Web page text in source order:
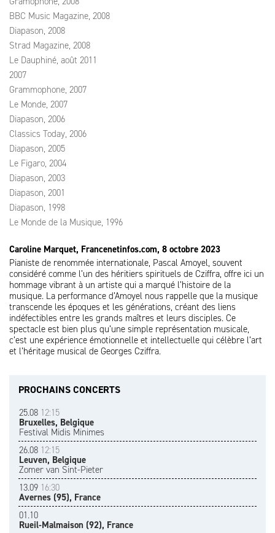
BBC Music Magazine, 2008
Diapason, 2008
Strad Magazine, 2008
Le Dauphiné, août 2011
2007
Grammophone, 2007
Le Monde, 2007
Diapason, 2006
Classics Today, 2006
Diapason, 2005
Le Figaro, 2004
Diapason, 2003
Diapason, 2001
Diapason, 1998
Le Monde de la Musique, 1996
Caroline Marquet, Francenetinfos.com, 8 octobre 2023
Pianiste de renommée internationale, Pascal Amoyel, souvent
considéré comme l’un des héritiers spirituels de Cziffra, offre ici un
hommage vibrant à un artiste qui a marqué l’histoire de la
musique. La performance d’Amoyel nous rappelle que la musique
transcende les époques et les générations, créant des liens
indéfectibles entre les grands maîtres et leurs disciples. Ce
spectacle est bien plus qu’une simple représentation musicale,
c’est une expérience émotionnelle et intellectuelle qui célèbre l’art
et l’héritage musical de Georges Cziffra.
PROCHAINS CONCERTS
25.08 12:15
Bruxelles, Belgique
Festival Midis Minimes
26.08 12:15
Leuven, Belgique
Zomer van Sint-Pieter
13.09 16:30
Avernes (95), France
01.10
Rueil-Malmaison (92), France